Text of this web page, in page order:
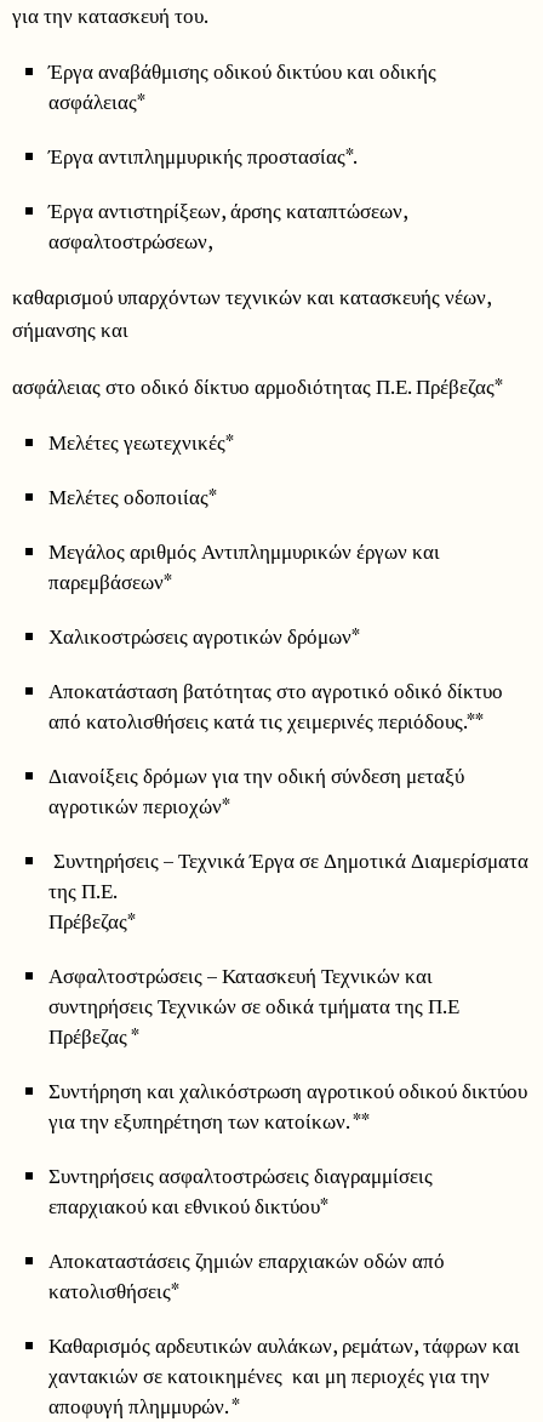
για την κατασκευή του.
Έργα αναβάθμισης οδικού δικτύου και οδικής
ασφάλειας*
Έργα αντιπλημμυρικής προστασίας*.
Έργα αντιστηρίξεων, άρσης καταπτώσεων,
ασφαλτοστρώσεων,
καθαρισμού υπαρχόντων τεχνικών και κατασκευής νέων,
σήμανσης και
ασφάλειας στο οδικό δίκτυο αρμοδιότητας Π.Ε. Πρέβεζας*
Μελέτες γεωτεχνικές*
Μελέτες οδοποιίας*
Μεγάλος αριθμός Αντιπλημμυρικών έργων και
παρεμβάσεων*
Χαλικοστρώσεις αγροτικών δρόμων*
Αποκατάσταση βατότητας στο αγροτικό οδικό δίκτυο
από κατολισθήσεις κατά τις χειμερινές περιόδους.**
Διανοίξεις δρόμων για την οδική σύνδεση μεταξύ
αγροτικών περιοχών*
Συντηρήσεις – Τεχνικά Έργα σε Δημοτικά Διαμερίσματα
της Π.Ε.
Πρέβεζας*
Ασφαλτοστρώσεις – Κατασκευή Τεχνικών και
συντηρήσεις Τεχνικών σε οδικά τμήματα της Π.Ε
Πρέβεζας *
Συντήρηση και χαλικόστρωση αγροτικού οδικού δικτύου
για την εξυπηρέτηση των κατοίκων. **
Συντηρήσεις ασφαλτοστρώσεις διαγραμμίσεις
επαρχιακού και εθνικού δικτύου*
Αποκαταστάσεις ζημιών επαρχιακών οδών από
κατολισθήσεις*
Καθαρισμός αρδευτικών αυλάκων, ρεμάτων, τάφρων και
χαντακιών σε κατοικημένες και μη περιοχές για την
αποφυγή πλημμυρών. *